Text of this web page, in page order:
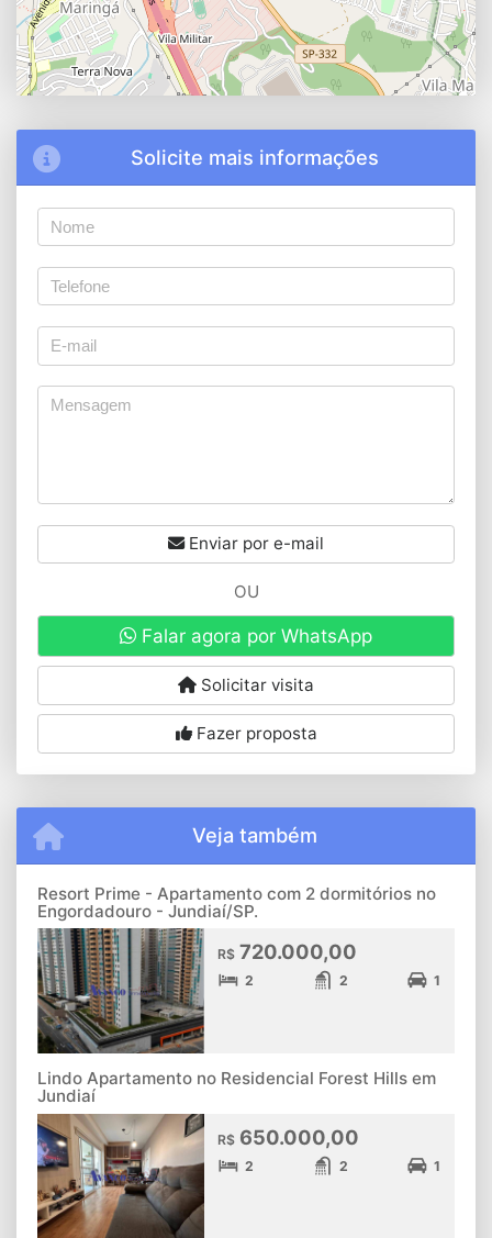
Solicite mais informações
Enviar por e-mail
OU
Falar agora por WhatsApp
Solicitar visita
Fazer proposta
Veja também
Resort Prime - Apartamento com 2 dormitórios no
Engordadouro - Jundiaí/SP.
R$ 720.000,00
2 2 1
Lindo Apartamento no Residencial Forest Hills em
Jundiaí
R$ 650.000,00
2 2 1